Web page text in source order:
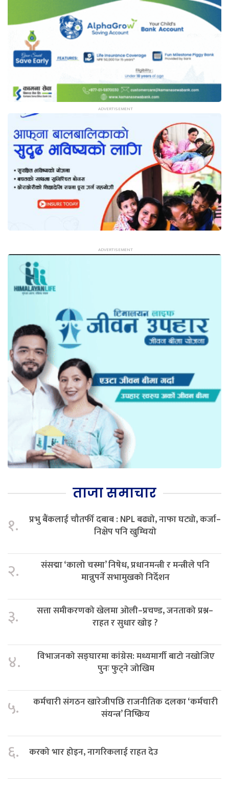
ताजा समाचार
१.
प्रभु बैंकलाई चौतर्फी दबाब : NPL बढ्यो, नाफा घट्यो, कर्जा–
निक्षेप पनि खुम्चियो
२.
संसद्मा ‘कालो चस्मा’ निषेध, प्रधानमन्त्री र मन्त्रीले पनि
मान्नुपर्ने सभामुखको निर्देशन
३.
सत्ता समीकरणको खेलमा ओली–प्रचण्ड, जनताको प्रश्न–
राहत र सुधार खोइ ?
४.
विभाजनको सङ्घारमा कांग्रेस: मध्यमार्गी बाटो नखोजिए
पुनः फुट्ने जोखिम
५.
कर्मचारी संगठन खारेजीपछि राजनीतिक दलका ‘कर्मचारी
संयन्त्र’ निष्क्रिय
६. करको भार होइन, नागरिकलाई राहत देउ